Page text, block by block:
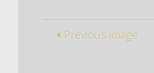
Previous image